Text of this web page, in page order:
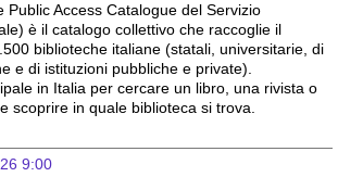
Public Access Catalogue del Servizio
è il catalogo collettivo che raccoglie il
biblioteche italiane (statali, universitarie, di
e di istituzioni pubbliche e private).
in Italia per cercare un libro, una rivista o
scoprire in quale biblioteca si trova.
9:00